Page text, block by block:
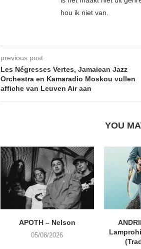
hou ik niet van.
previous post
Les Négresses Vertes, Jamaican Jazz
Orchestra en Kamaradio Moskou vullen
affiche van Leuven Air aan
YOU
APOTH – Nelson
05/08/2026